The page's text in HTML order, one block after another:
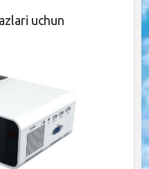
uchun